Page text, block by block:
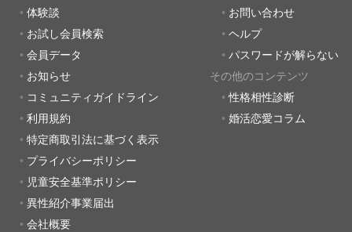
体験談
お試し会員検索
会員データ
お知らせ
コミュニティガイドライン
利用規約
特定商取引法に基づく表示
プライバシーポリシー
児童安全基準ポリシー
異性紹介事業届出
会社概要
お問い合わせ
ヘルプ
パスワードが解らない
その他のコンテンツ
性格相性診断
婚活恋愛コラム